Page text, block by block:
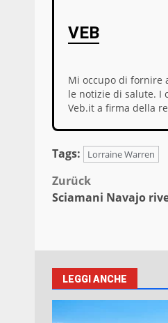
VEB
Mi occupo di fornire
le notizie di salute. I
Veb.it a firma della
Tags: Lorraine Warren
Zurück
Sciamani Navajo
LEGGI ANCHE